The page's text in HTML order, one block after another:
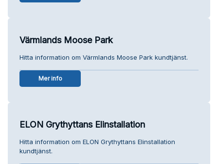
Värmlands Moose Park
Hitta information om Värmlands Moose Park kundtjänst.
Mer info
ELON Grythyttans Elinstallation
Hitta information om ELON Grythyttans Elinstallation
kundtjänst.